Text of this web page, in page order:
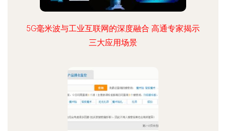
5G毫米波与工业互联网的深度融合 高通专家揭示
三大应用场景